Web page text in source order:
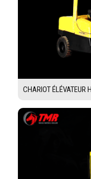
CHARIOT ÉLÉVATEUR